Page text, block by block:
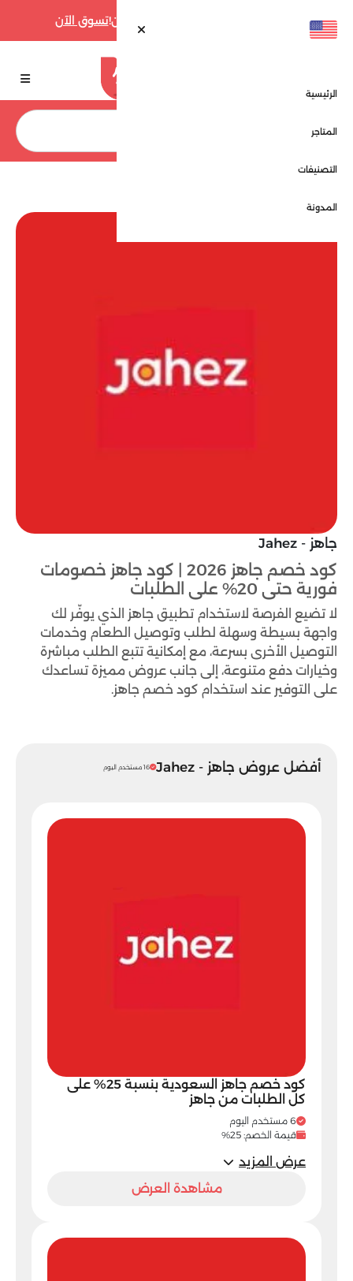
تسوق الآن
الرئيسية
المتاجر
التصنيفات
المدونة
جاهز - Jahez
كود خصم جاهز 2026 | كود جاهز خصومات
فورية حتى 20% على الطلبات
لا تضيع الفرصة لاستخدام تطبيق جاهز الذي يوفّر لك
واجهة بسيطة وسهلة لطلب وتوصيل الطعام وخدمات
التوصيل الأخرى بسرعة، مع إمكانية تتبع الطلب مباشرة
وخيارات دفع متنوعة، إلى جانب عروض مميزة تساعدك
على التوفير عند استخدام كود خصم جاهز.
أفضل عروض جاهز - Jahez 16 مستخدم اليوم
كود خصم جاهز السعودية بنسبة 25% على
كل الطلبات من جاهز
6 مستخدم اليوم
قيمة الخصم: 25%
عرض المزيد
مشاهدة العرض